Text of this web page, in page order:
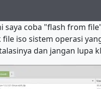
saya coba "flash from
iso sistem operasi
dan jangan lupa